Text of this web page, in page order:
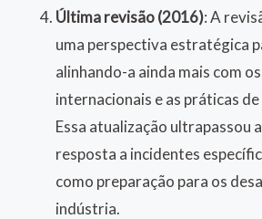
Última revisão (2016): A
uma perspectiva estratégica
alinhando-a ainda mais com
internacionais e as práticas
Essa atualização ultrapassou
resposta a incidentes
como preparação para os
indústria.